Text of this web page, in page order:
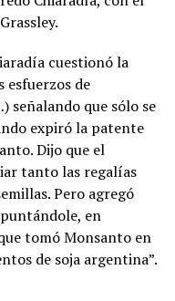
cuestionó la
esfuerzos de
señalando que sólo se
expiró la patente
Dijo que el
tanto las regalías
Pero agregó
en
tomó Monsanto en
de soja argentina”.